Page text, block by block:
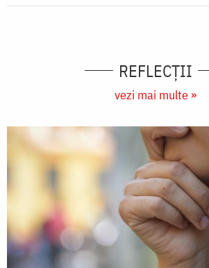
REFLECȚII
vezi mai multe »